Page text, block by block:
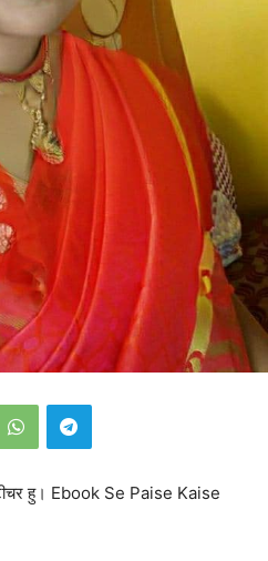
हु। Ebook Se Paise Kaise